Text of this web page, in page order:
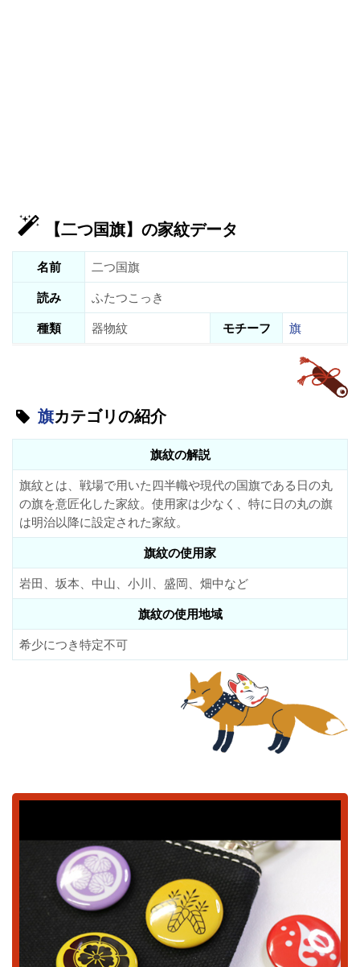
【二つ国旗】の家紋データ
名前
二つ国旗
読み
ふたつこっき
種類
器物紋 モチーフ 旗
旗カテゴリの紹介
旗紋の解説
旗紋とは、戦場で用いた四半幟や現代の国旗である日の丸
の旗を意匠化した家紋。使用家は少なく、特に日の丸の旗
は明治以降に設定された家紋。
旗紋の使用家
岩田、坂本、中山、小川、盛岡、畑中など
旗紋の使用地域
希少につき特定不可